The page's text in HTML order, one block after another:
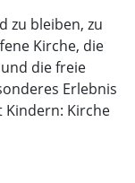
zu bleiben, zu
Kirche, die
die freie
Erlebnis
Kindern: Kirche